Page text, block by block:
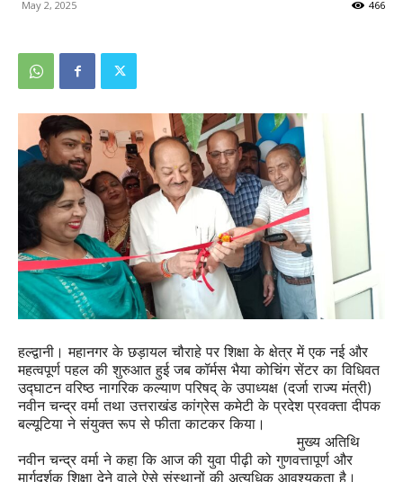
May 2, 2025 466
हल्द्वानी। महानगर के छड़ायल चौराहे पर शिक्षा के क्षेत्र में एक नई और
महत्वपूर्ण पहल की शुरुआत हुई जब कॉर्मस भैया कोचिंग सेंटर का विधिवत
उद्घाटन वरिष्ठ नागरिक कल्याण परिषद् के उपाध्यक्ष (दर्जा राज्य मंत्री)
नवीन चन्द्र वर्मा तथा उत्तराखंड कांग्रेस कमेटी के प्रदेश प्रवक्ता दीपक
बल्यूटिया ने संयुक्त रूप से फीता काटकर किया।
मुख्य अतिथि
नवीन चन्द्र वर्मा ने कहा कि आज की युवा पीढ़ी को गुणवत्तापूर्ण और
मार्गदर्शक शिक्षा देने वाले ऐसे संस्थानों की अत्यधिक आवश्यकता है।